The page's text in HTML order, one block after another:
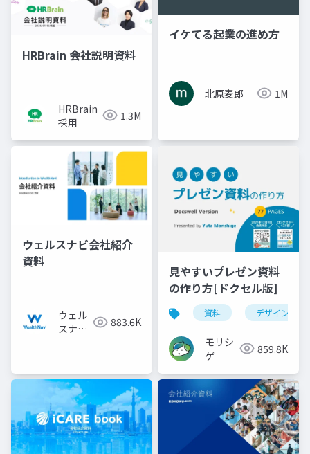
HRBrain 会社説明資料
HRBrain
採用
1.3M
イケてる起業の進め方
北原麦郎 1M
ウェルスナビ会社紹介
資料
ウェル
スナビ
883.6K
見やすいプレゼン資料
の作り方[ドクセル版]
資料 デザイン
モリシ
ゲ
859.8K